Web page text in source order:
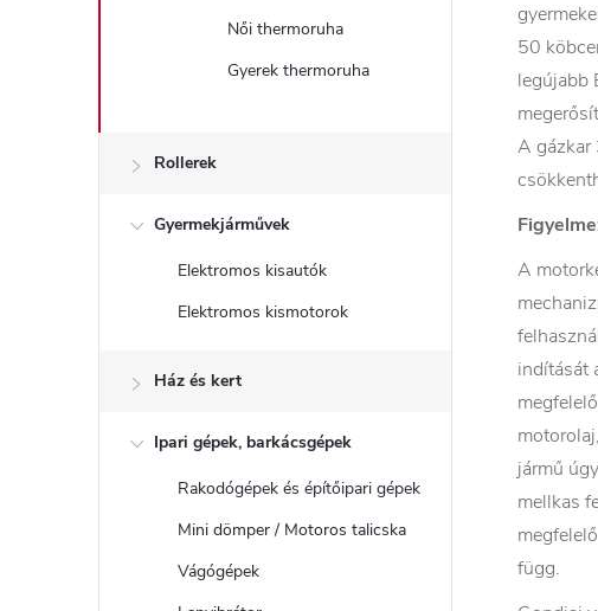
Női thermoruha
Gyerek thermoruha
Rollerek
Gyermekjárművek
Elektromos kisautók
Elektromos kismotorok
Ház és kert
Ipari gépek, barkácsgépek
Rakodógépek és építőipari gépek
Mini dömper / Motoros talicska
Vágógépek
50
legújabb
A
A
indítását
jármű
mellkas
függ.